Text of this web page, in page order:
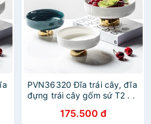
PVN36320 Đĩa trái cây, đĩa
đựng trái cây gốm sứ T2 . .
175.500 đ